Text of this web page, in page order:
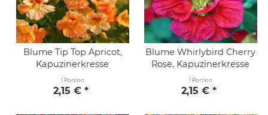
Blume Tip Top Apricot,
Kapuzinerkresse
1 Portion
2,15 € *
Blume Whirlybird Cherry
Rose, Kapuzinerkresse
1 Portion
2,15 € *